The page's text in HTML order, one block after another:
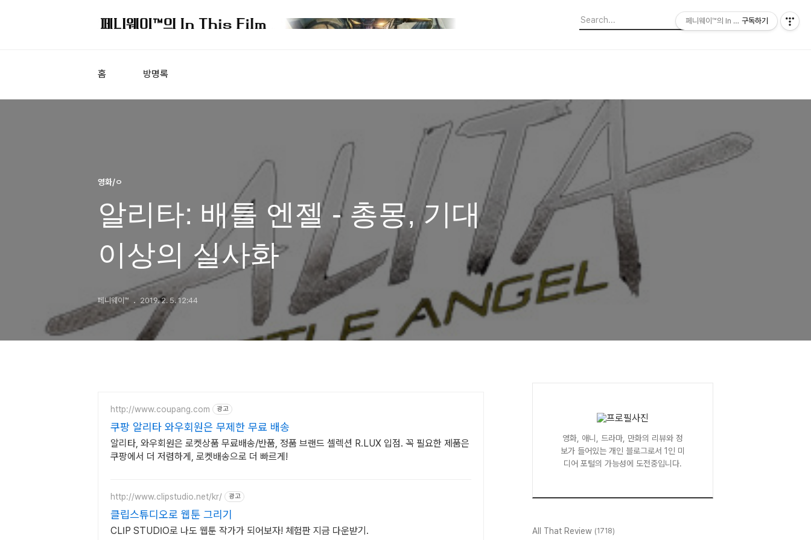
홈 방명록
영화/ㅇ
알리타: 배틀 엔젤 - 총몽, 기대
이상의 실사화
페니웨이™ 2019. 2. 5. 12:44
http://www.coupang.com 광고
쿠팡 알리타 와우회원은 무제한 무료 배송
알리타, 와우회원은 로켓상품 무료배송/반품, 정품 브랜드 셀렉션 R.LUX 입점. 꼭 필요한 제품은
쿠팡에서 더 저렴하게, 로켓배송으로 더 빠르게!
http://www.clipstudio.net/kr/ 광고
클립스튜디오로 웹툰 그리기
CLIP STUDIO로 나도 웹툰 작가가 되어보자! 체험판 지금 다운받기.
영화, 애니, 드라마, 만화의 리뷰와 정
보가 들어있는 개인 블로그로서 1인 미
디어 포털의 가능성에 도전중입니다.
All That Review (1718)
페니웨이™의 In This Film
구독하기